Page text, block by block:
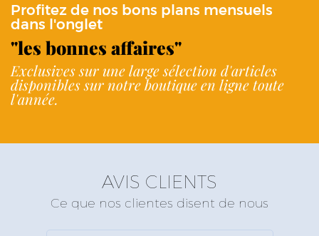
Profitez de nos bons plans mensuels
dans l'onglet
"les bonnes affaires"
Exclusives sur une large sélection d'articles
disponibles sur notre boutique en ligne toute
l'année.
AVIS CLIENTS
Ce que nos clientes disent de nous